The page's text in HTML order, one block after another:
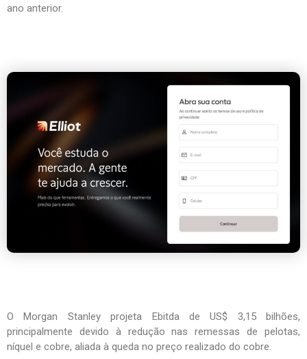
ano anterior.
O Morgan Stanley projeta Ebitda de US$ 3,15 bilhões,
principalmente devido à redução nas remessas de pelotas,
níquel e cobre, aliada à queda no preço realizado do cobre.